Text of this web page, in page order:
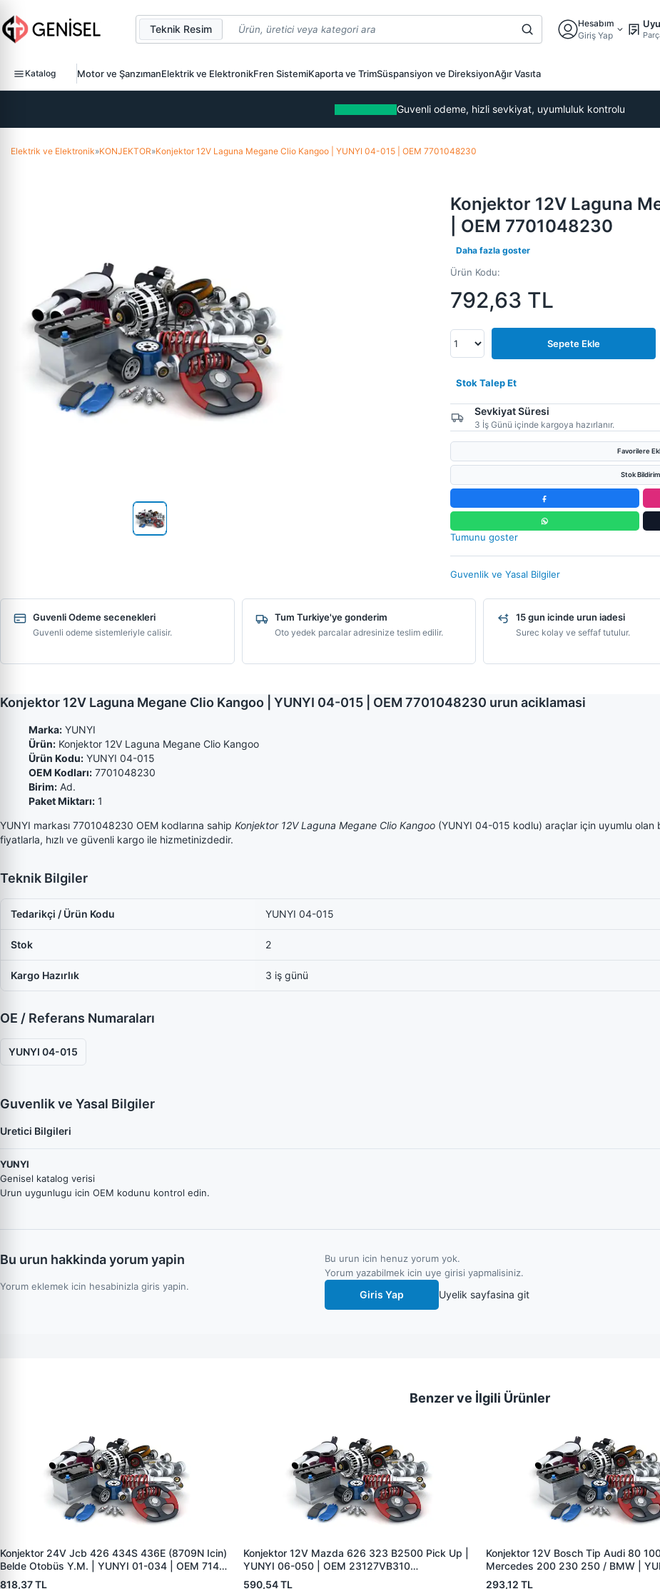
Teknik Resim
Hesabım
Giriş Yap
Katalog Motor ve ŞanzımanElektrik ve ElektronikFren SistemiKaporta ve TrimSüspansiyon ve DireksiyonAğır Vasıta
Guvenli odeme, hizli sevkiyat, uyumluluk kontrolu
Elektrik ve Elektronik»KONJEKTOR»Konjektor 12V Laguna Megane Clio Kangoo | YUNYI 04-015 | OEM 7701048230
Konjektor 12V Laguna
| OEM 7701048230
Daha fazla goster
Ürün Kodu:
792,63 TL
Sepete Ekle
Stok Talep Et
Sevkiyat Süresi
3 İş Günü içinde kargoya hazırlanır.
Favorilere
Stok
Tumunu goster
Guvenlik ve Yasal Bilgiler
Guvenli Odeme secenekleri
Guvenli odeme sistemleriyle calisir.
Tum Turkiye'ye gonderim
Oto yedek parcalar adresinize teslim edilir.
15 gun icinde urun iadesi
Surec kolay ve seffaf tutulur.
Konjektor 12V Laguna Megane Clio Kangoo | YUNYI 04-015 | OEM 7701048230 urun aciklamasi
Marka: YUNYI
Ürün: Konjektor 12V Laguna Megane Clio Kangoo
Ürün Kodu: YUNYI 04-015
OEM Kodları: 7701048230
Birim: Ad.
Paket Miktarı: 1
YUNYI markası 7701048230 OEM kodlarına sahip Konjektor 12V Laguna Megane Clio Kangoo (YUNYI 04-015 kodlu) araçlar için uyumlu olan
fiyatlarla, hızlı ve güvenli kargo ile hizmetinizdedir.
Teknik Bilgiler
Tedarikçi / Ürün Kodu YUNYI 04-015
Stok 2
Kargo Hazırlık 3 iş günü
OE / Referans Numaraları
YUNYI 04-015
Guvenlik ve Yasal Bilgiler
Uretici Bilgileri
YUNYI
Genisel katalog verisi
Urun uygunlugu icin OEM kodunu kontrol edin.
Bu urun hakkinda yorum yapin
Yorum eklemek icin hesabinizla giris yapin.
Bu urun icin henuz yorum yok.
Yorum yazabilmek icin uye girisi yapmalisiniz.
Giris Yap Uyelik sayfasina git
Benzer ve İlgili Ürünler
Konjektor 24V Jcb 426 434S 436E (8709N Icin)
Belde Otobüs Y.M. | YUNYI 01-034 | OEM 714
40388
818,37 TL
Konjektor 12V Mazda 626 323 B2500 Pick Up |
YUNYI 06-050 | OEM 23127VB310
231150V010
590,54 TL
Konjektor 12V Bosch Tip Audi 80
Mercedes 200 230 250 / BMW |
| OEM A0021545806 12311268073
293,12 TL